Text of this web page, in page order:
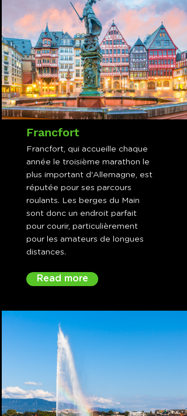
Francfort
Francfort, qui accueille chaque
année le troisième marathon le
plus important d'Allemagne, est
réputée pour ses parcours
roulants. Les berges du Main
sont donc un endroit parfait
pour courir, particulièrement
pour les amateurs de longues
distances.
Read more